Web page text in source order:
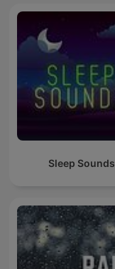
Sleep Sounds